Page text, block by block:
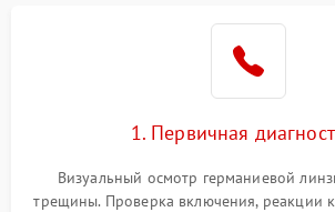
Экран (дисплей)1. Первичная
Визуальный осмотр германиевой
трещины. Проверка включения, реакции